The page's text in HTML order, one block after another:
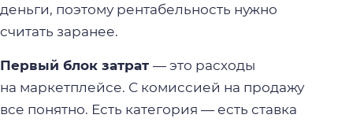
деньги, поэтому рентабельность нужно
считать заранее.
Первый блок затрат — это расходы
на маркетплейсе. С комиссией на продажу
все понятно. Есть категория — есть ставка